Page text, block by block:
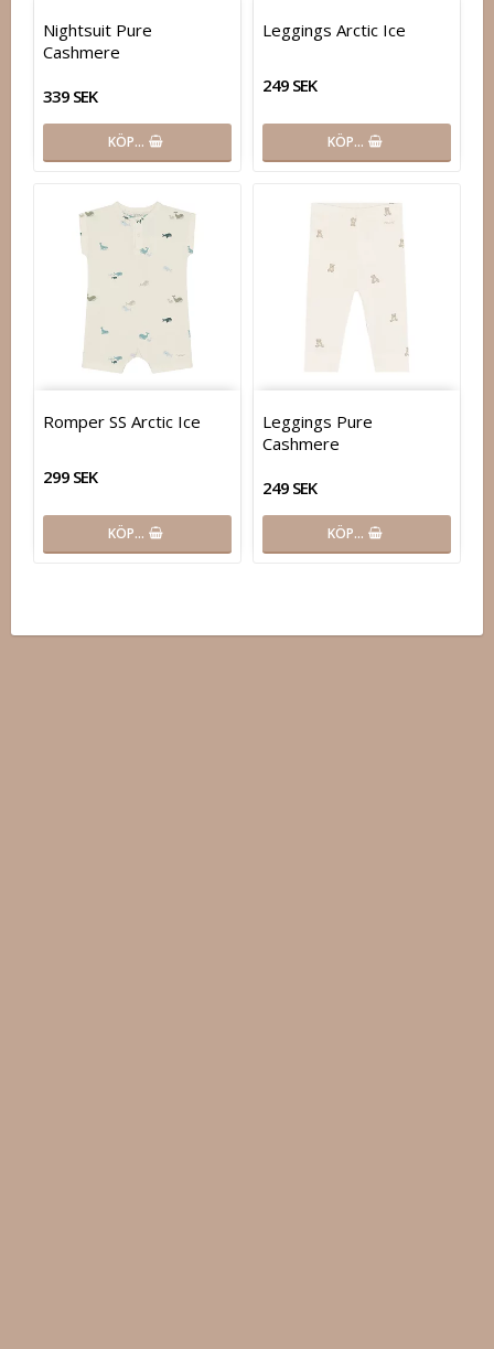
Nightsuit Pure
Cashmere
339 SEK
KÖP…
Leggings Arctic Ice
249 SEK
KÖP…
Romper SS Arctic Ice
299 SEK
KÖP…
Leggings Pure
Cashmere
249 SEK
KÖP…